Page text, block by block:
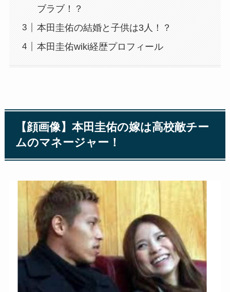
ブラブ！？
本田圭佑の結婚と子供は3人！？
本田圭佑wiki経歴プロフィール
【顔画像】本田圭佑の嫁は高校敵チー
ムのマネージャー！